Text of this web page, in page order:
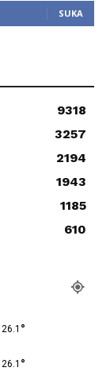
SUKA
9318
3257
2194
1943
1185
610
26.1 °
26.1 °